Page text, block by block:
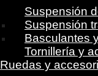
Suspensión
Suspensión
Basculantes
Tornillería y
Ruedas y